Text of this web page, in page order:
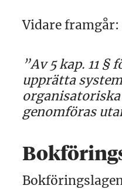
Vidare framgår:
”Av 5 kap. 11
upprätta
genomföras